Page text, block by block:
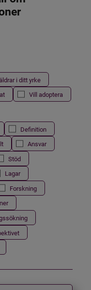
i ditt yrke
Vill adoptera
Definition
Ansvar
Stöd
Lagar
Forskning